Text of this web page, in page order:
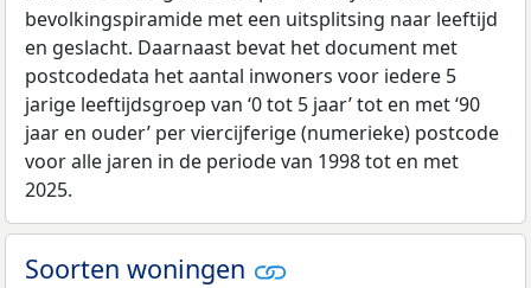
bevolkingspiramide met een uitsplitsing naar leeftijd
en geslacht. Daarnaast bevat het document met
postcodedata het aantal inwoners voor iedere 5
jarige leeftijdsgroep van ‘0 tot 5 jaar’ tot en met ‘90
jaar en ouder’ per viercijferige (numerieke) postcode
voor alle jaren in de periode van 1998 tot en met
2025.
Soorten woningen